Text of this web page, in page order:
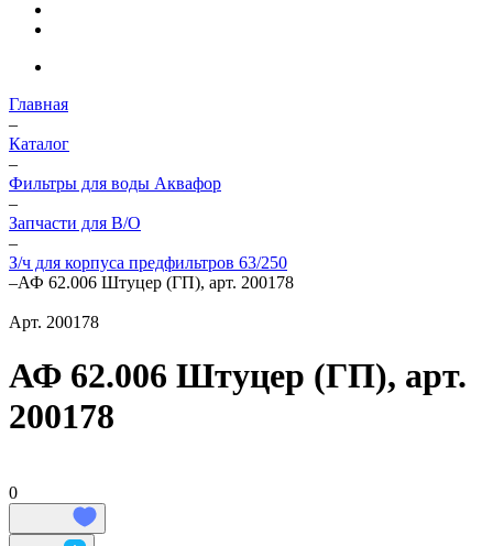
Главная
–
Каталог
–
Фильтры для воды Аквафор
–
Запчасти для В/О
–
З/ч для корпуса предфильтров 63/250
–АФ 62.006 Штуцер (ГП), арт. 200178
Арт. 200178
АФ 62.006 Штуцер (ГП), арт.
200178
0